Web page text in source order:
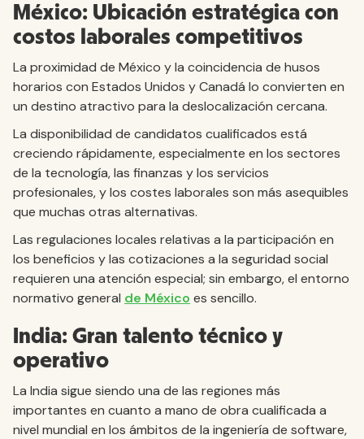
México: Ubicación estratégica con
costos laborales competitivos
La proximidad de México y la coincidencia de husos
horarios con Estados Unidos y Canadá lo convierten en
un destino atractivo para la deslocalización cercana.
La disponibilidad de candidatos cualificados está
creciendo rápidamente, especialmente en los sectores
de la tecnología, las finanzas y los servicios
profesionales, y los costes laborales son más asequibles
que muchas otras alternativas.
Las regulaciones locales relativas a la participación en
los beneficios y las cotizaciones a la seguridad social
requieren una atención especial; sin embargo, el entorno
normativo general de México es sencillo.
India: Gran talento técnico y
operativo
La India sigue siendo una de las regiones más
importantes en cuanto a mano de obra cualificada a
nivel mundial en los ámbitos de la ingeniería de software,